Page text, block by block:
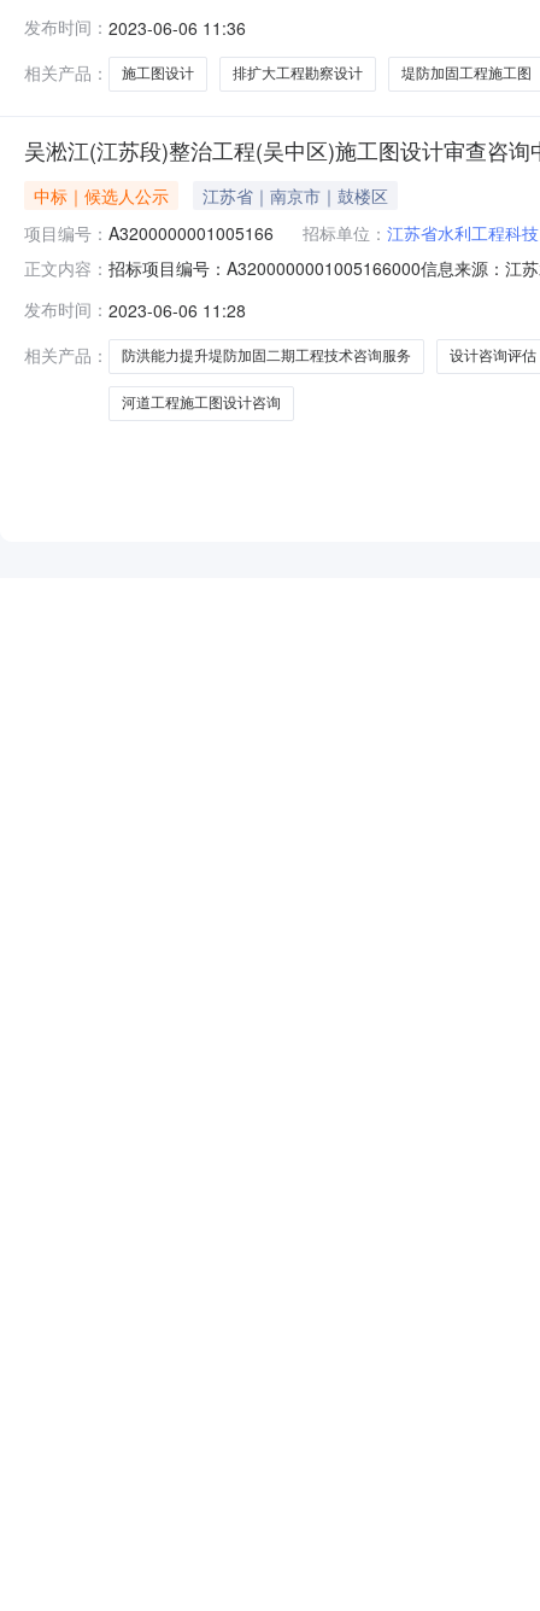
评标工作已经结束，评标结果已经确定，现将评标结果
限公司(副联单位：
发布时间： 2023-06-06 11:36
相关产品：
施工图设计 排扩大工程勘察设计 堤防加固工程施工图
吴淞江(江苏段)整治工程(吴中区)施工图设计审查咨询
中标｜候选人公示
江苏省｜南京市｜鼓楼区
项目编号： A3200000001005166 招标单位： 江苏省水利工程科
正文内容： 招标项目编号：A3200000001005166000信息来源：江
的评标工作已经结束，评标结果已经确定，现将评标结
限公司上海勘测设
发布时间： 2023-06-06 11:28
相关产品：
防洪能力提升堤防加固二期工程技术咨询服务 设计咨询评估
河道工程施工图设计咨询